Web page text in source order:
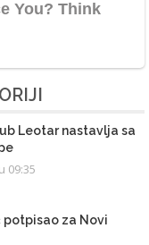
Leotar nastavlja sa
09:35
potpisao za Novi